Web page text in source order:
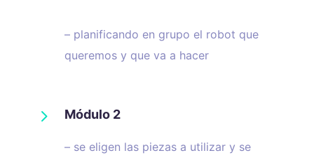
– planificando en grupo el robot que
queremos y que va a hacer
5 Módulo 2
– se eligen las piezas a utilizar y se